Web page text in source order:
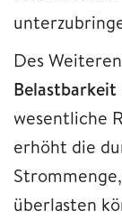
Des
Belastbarkeit
wesentliche
erhöht die
überlasten